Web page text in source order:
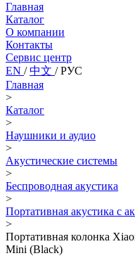
Главная
Каталог
О компании
Контакты
Сервис центр
EN /中文 /РУС
Главная
>
Каталог
>
Наушники и аудио
>
Акустические системы
>
Беспроводная акустика
>
Портативная акустика с
>
Портативная колонка
Mini (Black)